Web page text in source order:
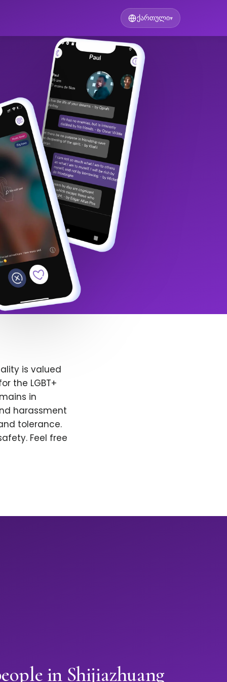
ქართული▾
is valued
the LGBT+
in
harassment
tolerance.
Feel free
in Shijiazhuang